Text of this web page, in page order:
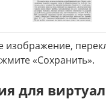
изображение,
«Сохранить».
для